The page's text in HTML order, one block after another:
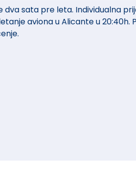
dva sata pre leta. Individualna
aviona u Alicante u